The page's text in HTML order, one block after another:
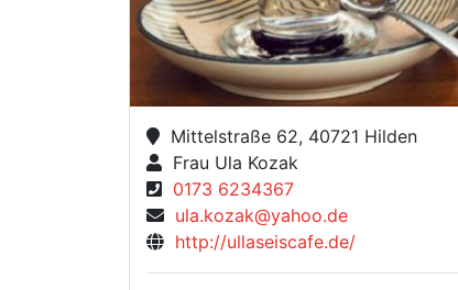
Mittelstraße 62, 40721 Hilden
Frau Ula Kozak
0173 6234367
ula.kozak@yahoo.de
http://ullaseiscafe.de/